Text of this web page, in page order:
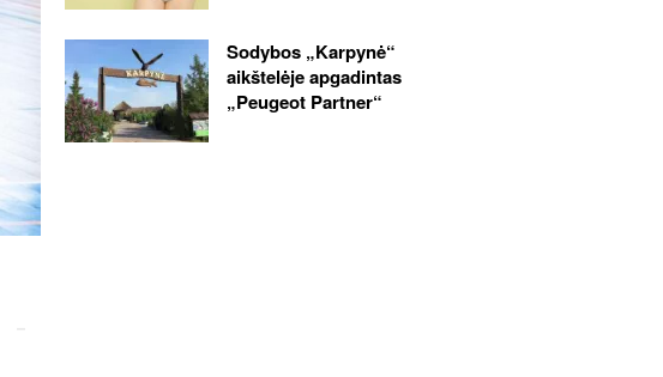
Sodybos „Karpynė“
aikštelėje apgadintas
„Peugeot Partner“